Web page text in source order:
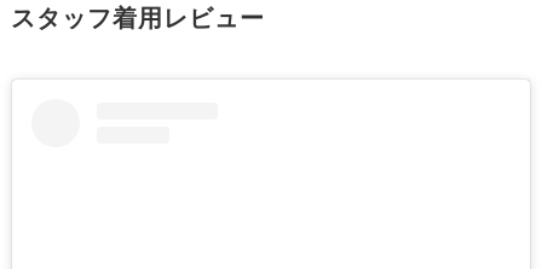
スタッフ着用レビュー